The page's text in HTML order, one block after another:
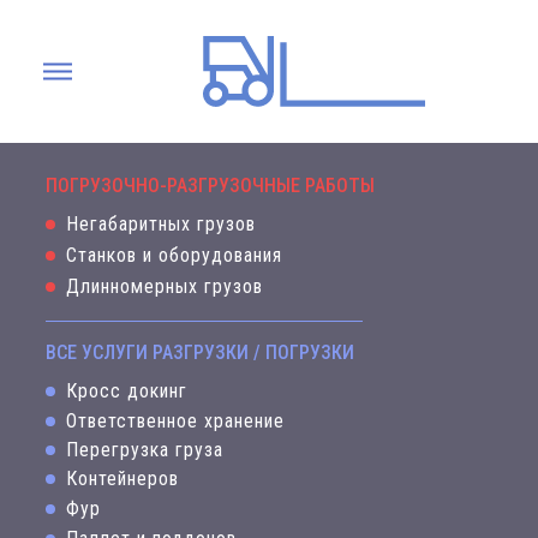
ВСЕ УСЛУГИ РАЗГРУЗКИ / ПОГРУЗКИ
Кросс докинг
Перегрузка груза
Длинномерных грузов
Контейнеров
Фур
Станков и оборудования
Негабаритных грузов
ПОГРУЗОЧНО-РАЗГРУЗОЧНЫЕ РАБОТЫ
Ответственное хранение